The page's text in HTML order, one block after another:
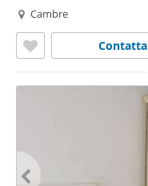
Cambre
Contatta